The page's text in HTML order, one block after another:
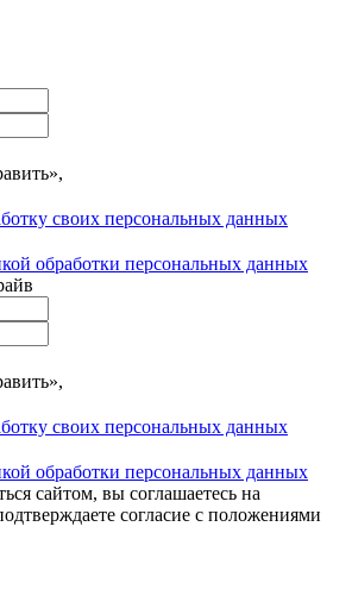
своих персональных данных
обработки персональных данных
своих персональных данных
обработки персональных данных
сайтом, вы соглашаетесь на
согласие с положениями